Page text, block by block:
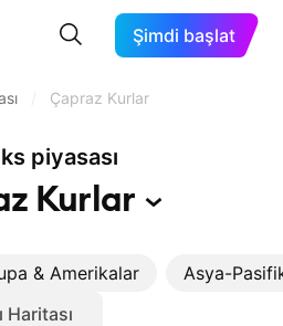
Şimdi başlat
Çapraz Kurlar
piyasası
Kurlar
& Amerikalar
Asya-
Haritası